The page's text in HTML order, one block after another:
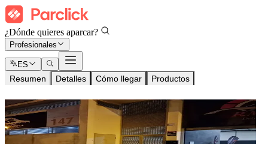
¿Dónde quieres aparcar?
Profesionales
ES
Resumen Detalles Cómo llegar Productos